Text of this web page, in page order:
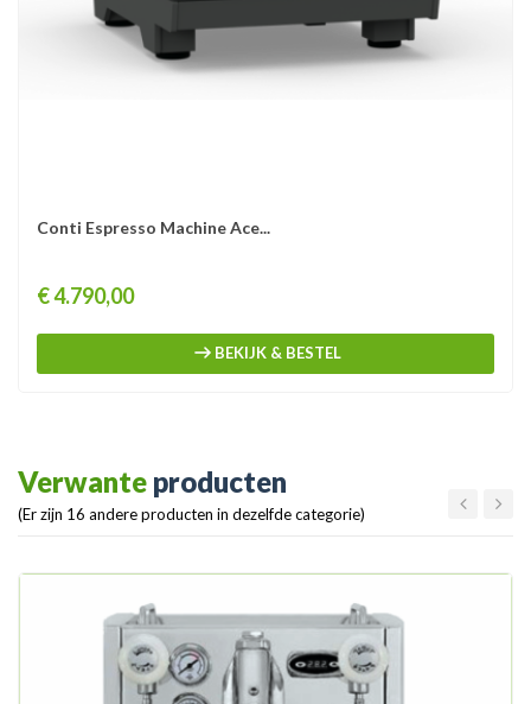
Conti Espresso Machine Ace...
Prijs
€ 4.790,00
BEKIJK & BESTEL
Verwante producten
(Er zijn 16 andere producten in dezelfde categorie)